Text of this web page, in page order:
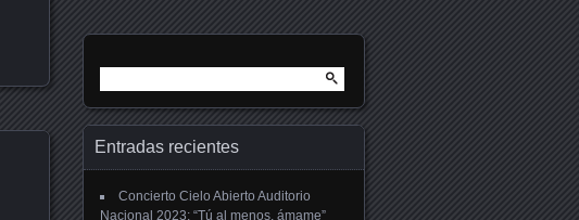
Entradas recientes
Concierto Cielo Abierto Auditorio
Nacional 2023: “Tú al menos, ámame”